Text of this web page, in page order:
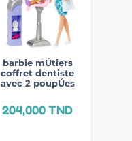
barbie mÚtiers
coffret dentiste
avec 2 poupÚes
204,000TND